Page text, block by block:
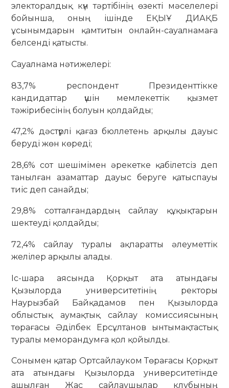
электоралдық күн тәртібінің өзекті мәселелері
бойынша, оның ішінде ЕҚЫҰ ДИАҚБ
ұсынымдарын қамтитын онлайн-сауалнамаға
белсенді қатысты.
Сауалнама нәтижелері:
83,7% респондент Президенттікке
кандидаттар үшін мемлекеттік қызмет
тәжірибесінің болуын қолдайды;
47,2% дәстүрлі қағаз бюллетень арқылы дауыс
беруді жөн көреді;
28,6% сот шешімімен әрекетке қабілетсіз деп
танылған азаматтар дауыс беруге қатыспауы
тиіс деп санайды;
29,8% сотталғандардың сайлау құқықтарын
шектеуді қолдайды;
72,4% сайлау туралы ақпаратты әлеуметтік
желілер арқылы алады.
Іс-шара аясында Қорқыт ата атындағы
Қызылорда университетінің ректоры
Наурызбай Байқадамов пен Қызылорда
облыстық аумақтық сайлау комиссиясының
төрағасы Әділбек Ерсұлтанов ынтымақтастық
туралы меморандумға қол қойылды.
Сонымен қатар Ортсайлауком Төрағасы Қорқыт
ата атындағы Қызылорда университетінде
ашылған Жас сайлаушылар клубының